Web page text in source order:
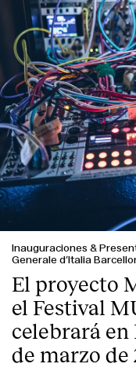
English
Inauguraciones &
Generale d’Italia
El proyecto
el Festival
celebrará en
de marzo de